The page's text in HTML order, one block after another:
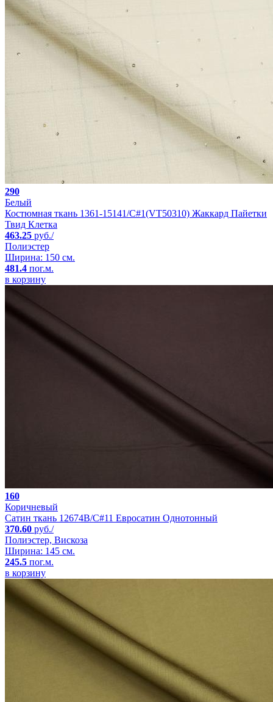
290
Белый
Костюмная ткань 1361-15141/C#1(VT50310) Жаккард Пайетки
Твид Клетка
463.25 руб./
Полиэстер
Ширина: 150 см.
481.4 пог.м.
в корзину
160
Коричневый
Сатин ткань 12674B/C#11 Евросатин Однотонный
370.60 руб./
Полиэстер, Вискоза
Ширина: 145 см.
245.5 пог.м.
в корзину